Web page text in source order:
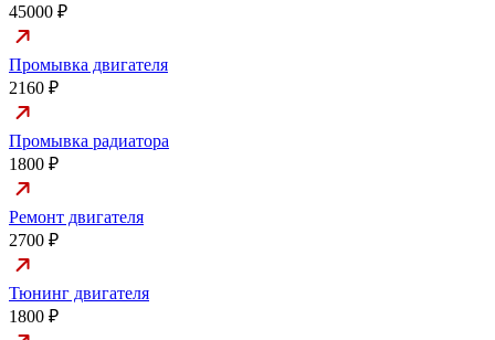
45000 ₽
Промывка двигателя
2160 ₽
Промывка радиатора
1800 ₽
Ремонт двигателя
2700 ₽
Тюнинг двигателя
1800 ₽